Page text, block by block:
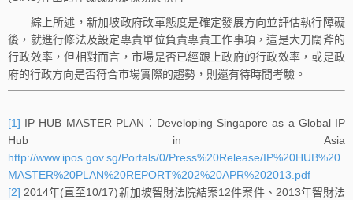
綜上所述，新加坡政府改革態度是確定發展方向並評估執行障礙
後，就進行修法及設定專責單位負責專責工作事項，這是大刀闊斧的
行政效率，但相對而言，市場是否已經跟上政府的行政效率，或是政
府的行政方向是否符合市場實際的趨勢，則還有待時間考驗。
[1] IP HUB MASTER PLAN：Developing Singapore as a Global IP
Hub in Asia
http://www.ipos.gov.sg/Portals/0/Press%20Release/IP%20HUB%20
MASTER%20PLAN%20REPORT%202%20APR%202013.pdf
[2] 2014年(直至10/17)新加坡智財法院結案12件案件、2013年智財法